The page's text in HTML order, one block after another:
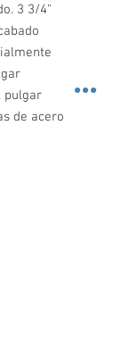
3 3/4"
pulgar
de acero